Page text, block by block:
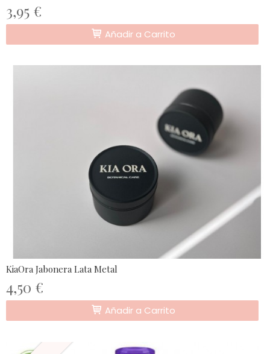
3,95 €
Añadir a Carrito
KiaOra Jabonera Lata Metal
4,50 €
Añadir a Carrito